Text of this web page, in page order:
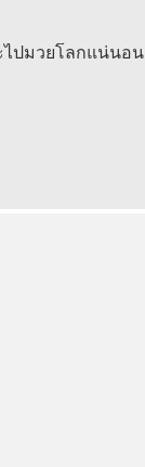
ไปมวยโลกแน่นอน